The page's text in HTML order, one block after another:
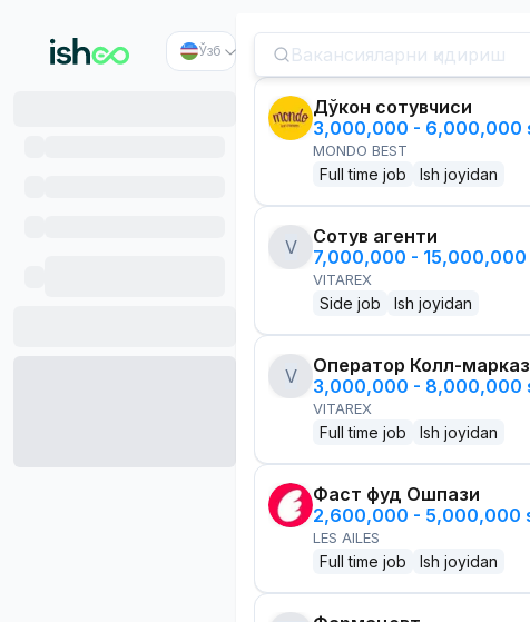
Ўзб
Дўкон сотувчиси
3,000,000 - 6,000,000
MONDO BEST
Full time job Ish joyidan
V
Сотув агенти
7,000,000 - 15,000,000
VITAREX
Side job Ish joyidan
V
Оператор Колл-
3,000,000 - 8,000,000
VITAREX
Full time job Ish joyidan
Фаст фуд Ошпази
2,600,000 - 5,000,000
LES AILES
Full time job Ish joyidan